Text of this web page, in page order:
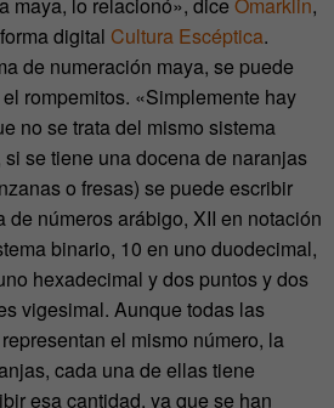
digital Cultura Escéptica.
de numeración maya, se puede
rompemitos. «Simplemente hay
no se trata del mismo sistema
se tiene una docena de naranjas
o fresas) se puede escribir
de números arábigo, XII en notación
binario, 10 en uno duodecimal,
hexadecimal y dos puntos y dos
vigesimal. Aunque todas las
el mismo número, la
cada una de ellas tiene
esa cantidad, ya que se han